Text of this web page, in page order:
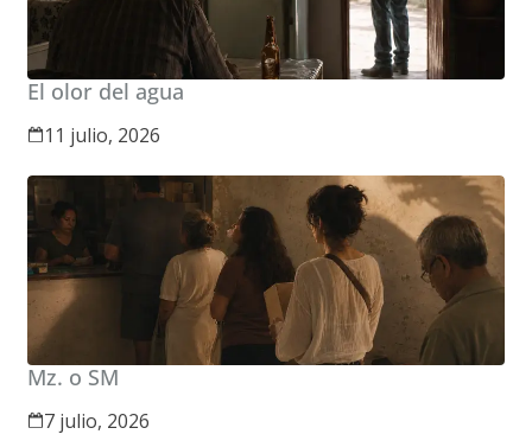
El olor del agua
11 julio, 2026
Mz. o SM
7 julio, 2026